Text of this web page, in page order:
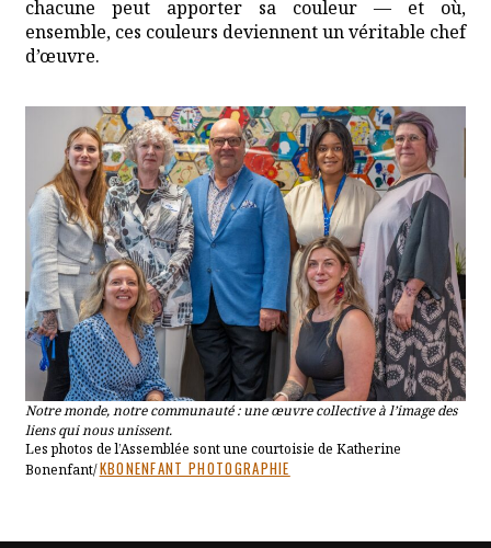
chacune peut apporter sa couleur — et où,
ensemble, ces couleurs deviennent un véritable chef
d’œuvre.
Notre monde, notre communauté : une œuvre collective à l’image des
liens qui nous unissent.
Les photos de l’Assemblée sont une courtoisie de Katherine
Bonenfant/CET HYPERLIEN S'OUVRIRA DANS UN NOUVEL ONGLET
KBONENFANT PHOTOGRAPHIE